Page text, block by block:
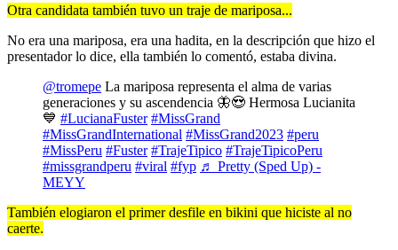
Otra candidata también tuvo un traje de mariposa...
No era una mariposa, era una hadita, en la descripción que hizo el
presentador lo dice, ella también lo comentó, estaba divina.
@tromepe La mariposa representa el alma de varias
generaciones y su ascendencia 🦋😍 Hermosa Lucianita
💙 #LucianaFuster #MissGrand
#MissGrandInternational #MissGrand2023 #peru
#MissPeru #Fuster #TrajeTipico #TrajeTipicoPeru
#missgrandperu #viral #fyp ♬ Pretty (Sped Up) -
MEYY
También elogiaron el primer desfile en bikini que hiciste al no
caerte.